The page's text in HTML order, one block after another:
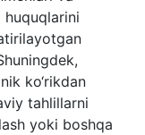
ko‘rikdan
tahlillarni
yoki boshqa